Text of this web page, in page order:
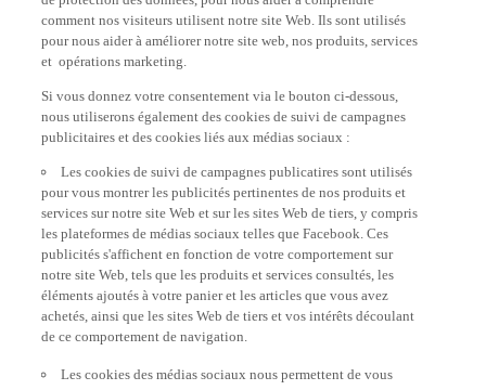
comment nos visiteurs utilisent notre site Web. Ils sont utilisés
pour nous aider à améliorer notre site web, nos produits, services
et opérations marketing.
nous utiliserons également des cookies de suivi de campagnes
publicitaires et des cookies liés aux médias sociaux :
pour vous montrer les publicités pertinentes de nos produits et
services sur notre site Web et sur les sites Web de tiers, y compris
les plateformes de médias sociaux telles que Facebook. Ces
publicités s'affichent en fonction de votre comportement sur
notre site Web, tels que les produits et services consultés, les
éléments ajoutés à votre panier et les articles que vous avez
achetés, ainsi que les sites Web de tiers et vos intérêts découlant
de ce comportement de navigation.
donner la possibilité de regarder des vidéos sur notre site Web